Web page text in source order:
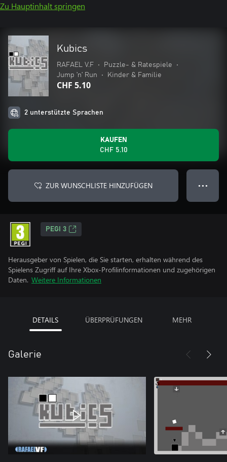
Zu Hauptinhalt springen
Kubics
RAFAEL V.F • Puzzle- & Ratespiele
•
Jump ’n’ Run
• Kinder & Familie
CHF 5.10
2 unterstützte Sprachen
KAUFEN
CHF 5.10
ZUR WUNSCHLISTE HINZUFÜGEN ● ● ●
PEGI 3
Herausgeber von Spielen, die Sie starten, erhalten während des
Spielens Zugriff auf Ihre Xbox-Profilinformationen und zugehörigen
Daten. Weitere Informationen
DETAILS ÜBERPRÜFUNGEN MEHR
Galerie